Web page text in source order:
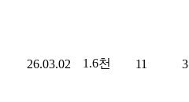
26.03.02 1.6천 11 3